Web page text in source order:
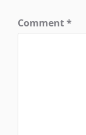
Comment*